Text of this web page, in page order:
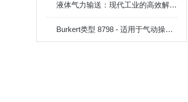
液体气力输送：现代工业的高效解决方案
Burkert类型 8798 - 适用于气动操作的调节阀的远程传感器